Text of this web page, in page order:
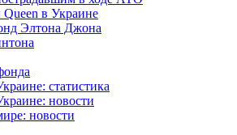
в Украине
Элтона Джона
статистика
новости
новости